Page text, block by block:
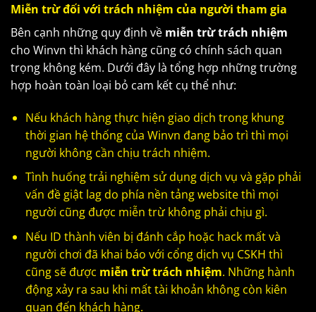
Miễn trừ đối với trách nhiệm của người tham gia
Bên cạnh những quy định về miễn trừ trách nhiệm
cho Winvn thì khách hàng cũng có chính sách quan
trọng không kém. Dưới đây là tổng hợp những trường
hợp hoàn toàn loại bỏ cam kết cụ thể như:
Nếu khách hàng thực hiện giao dịch trong khung
thời gian hệ thống của Winvn đang bảo trì thì mọi
người không cần chịu trách nhiệm.
Tình huống trải nghiệm sử dụng dịch vụ và gặp phải
vấn đề giật lag do phía nền tảng website thì mọi
người cũng được miễn trừ không phải chịu gì.
Nếu ID thành viên bị đánh cắp hoặc hack mất và
người chơi đã khai báo với cổng dịch vụ CSKH thì
cũng sẽ được miễn trừ trách nhiệm. Những hành
động xảy ra sau khi mất tài khoản không còn kiên
quan đến khách hàng.